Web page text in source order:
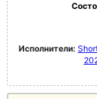
Исполнители: